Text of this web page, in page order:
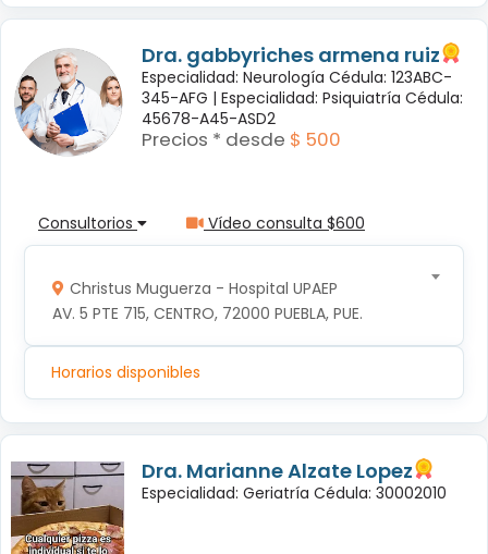
Dra. gabbyriches armena ruiz
Especialidad: Neurología Cédula: 123ABC-
345-AFG | Especialidad: Psiquiatría Cédula:
45678-A45-ASD2
Precios * desde $ 500
Consultorios Vídeo consulta $600
Christus Muguerza - Hospital UPAEP
AV. 5 PTE 715, CENTRO, 72000 PUEBLA, PUE.
Horarios disponibles
Dra. Marianne Alzate Lopez
Especialidad: Geriatría Cédula: 30002010